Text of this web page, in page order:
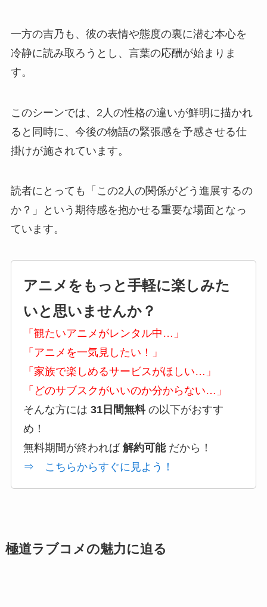
一方の吉乃も、彼の表情や態度の裏に潜む本心を
冷静に読み取ろうとし、言葉の応酬が始まりま
す。
このシーンでは、2人の性格の違いが鮮明に描かれ
ると同時に、今後の物語の緊張感を予感させる仕
掛けが施されています。
読者にとっても「この2人の関係がどう進展するの
か？」という期待感を抱かせる重要な場面となっ
ています。
アニメをもっと手軽に楽しみた
いと思いませんか？
「観たいアニメがレンタル中…」
「アニメを一気見したい！」
「家族で楽しめるサービスがほしい…」
「どのサブスクがいいのか分からない…」
そんな方には 31日間無料の以下がおすす
め！
無料期間が終われば 解約可能だから！
⇒ こちらからすぐに見よう！
極道ラブコメの魅力に迫る